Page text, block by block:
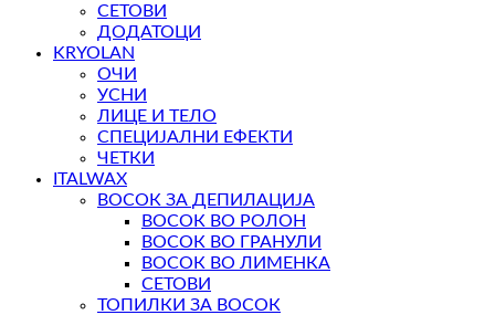
СЕТОВИ
ДОДАТОЦИ
KRYOLAN
ОЧИ
УСНИ
ЛИЦЕ И ТЕЛО
СПЕЦИЈАЛНИ ЕФЕКТИ
ЧЕТКИ
ITALWAX
ВОСОК ЗА ДЕПИЛАЦИЈА
ВОСОК ВО РОЛОН
ВОСОК ВО ГРАНУЛИ
ВОСОК ВО ЛИМЕНКА
СЕТОВИ
ТОПИЛКИ ЗА ВОСОК